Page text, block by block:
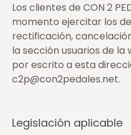
Los clientes de CON 2
momento ejercitar los
rectificación,
la sección usuarios de
por escrito a esta
c2p@con2pedales.net.
Legislación aplicable